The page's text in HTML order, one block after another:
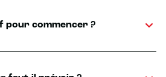
pour commencer ?